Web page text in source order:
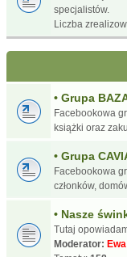
specjalistów.
Liczba
• Grupa
Facebookowa
książki oraz
• Grupa
Facebookowa
członków,
• Nasze
Tutaj
Moderator: